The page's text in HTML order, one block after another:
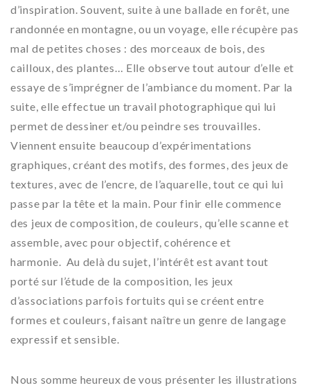
d’inspiration. Souvent, suite à une ballade en forêt, une
randonnée en montagne, ou un voyage, elle récupère pas
mal de petites choses : des morceaux de bois, des
cailloux, des plantes… Elle observe tout autour d’elle et
essaye de s’imprégner de l’ambiance du moment. Par la
suite, elle effectue un travail photographique qui lui
permet de dessiner et/ou peindre ses trouvailles.
Viennent ensuite beaucoup d’expérimentations
graphiques, créant des motifs, des formes, des jeux de
textures, avec de l’encre, de l’aquarelle, tout ce qui lui
passe par la tête et la main. Pour finir elle commence
des jeux de composition, de couleurs, qu’elle scanne et
assemble, avec pour objectif, cohérence et
harmonie. Au delà du sujet, l’intérêt est avant tout
porté sur l’étude de la composition, les jeux
d’associations parfois fortuits qui se créent entre
formes et couleurs, faisant naître un genre de langage
expressif et sensible.
Nous somme heureux de vous présenter les illustrations